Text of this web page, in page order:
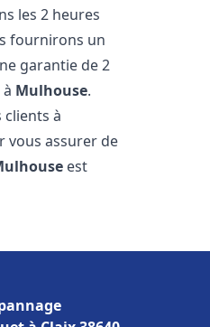
les 2 heures
fournirons un
garantie de 2
Mulhouse.
à
vous assurer de
est